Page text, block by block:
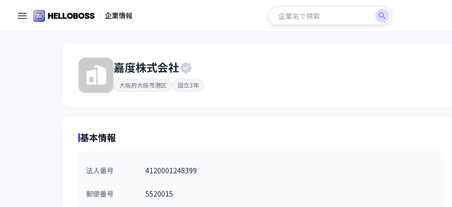
企業情報
嘉度株式会社
大阪府大阪市港区 設立3年
基本情報
法人番号 4120001248399
郵便番号 5520015